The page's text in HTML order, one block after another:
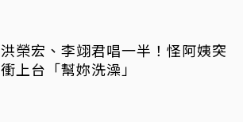
洪榮宏、李翊君唱一半！怪阿姨突
衝上台「幫妳洗澡」